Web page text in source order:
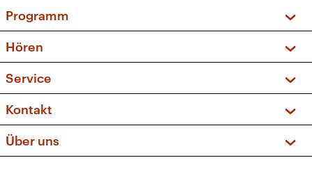
Programm
Sendungen und Podcasts
Musikliste
Kakadu – Das Kinderprogramm
Hören
Frequenzen (UKW + DAB+)
Service
FAQ
Apps
Newsletter
Kontakt
Social Media
Über uns